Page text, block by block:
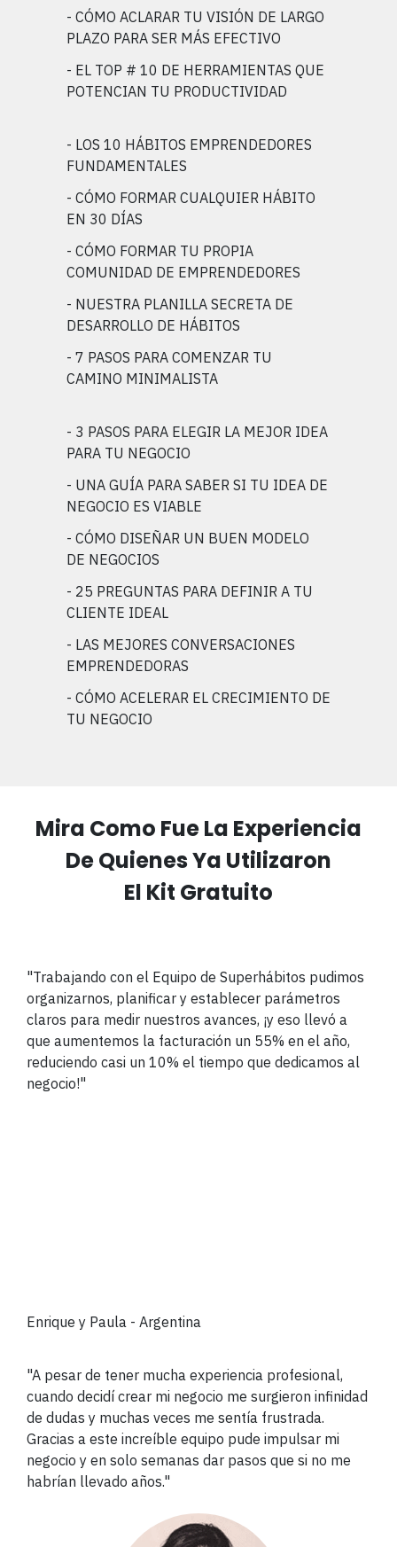
- CÓMO ACLARAR TU VISIÓN DE LARGO
PLAZO PARA SER MÁS EFECTIVO
- EL TOP # 10 DE HERRAMIENTAS QUE
POTENCIAN TU PRODUCTIVIDAD
- LOS 10 HÁBITOS EMPRENDEDORES
FUNDAMENTALES
- CÓMO FORMAR CUALQUIER HÁBITO
EN 30 DÍAS
- CÓMO FORMAR TU PROPIA
COMUNIDAD DE EMPRENDEDORES
- NUESTRA PLANILLA SECRETA DE
DESARROLLO DE HÁBITOS
- 7 PASOS PARA COMENZAR TU
CAMINO MINIMALISTA
- 3 PASOS PARA ELEGIR LA MEJOR IDEA
PARA TU NEGOCIO
- UNA GUÍA PARA SABER SI TU IDEA DE
NEGOCIO ES VIABLE
- CÓMO DISEÑAR UN BUEN MODELO
DE NEGOCIOS
- 25 PREGUNTAS PARA DEFINIR A TU
CLIENTE IDEAL
- LAS MEJORES CONVERSACIONES
EMPRENDEDORAS
- CÓMO ACELERAR EL CRECIMIENTO DE
TU NEGOCIO
Mira Como Fue La Experiencia
De Quienes Ya Utilizaron
El Kit Gratuito
"Trabajando con el Equipo de Superhábitos pudimos
organizarnos, planificar y establecer parámetros
claros para medir nuestros avances, ¡y eso llevó a
que aumentemos la facturación un 55% en el año,
reduciendo casi un 10% el tiempo que dedicamos al
negocio!"
Enrique y Paula - Argentina
"A pesar de tener mucha experiencia profesional,
cuando decidí crear mi negocio me surgieron infinidad
de dudas y muchas veces me sentía frustrada.
Gracias a este increíble equipo pude impulsar mi
negocio y en solo semanas dar pasos que si no me
habrían llevado años."